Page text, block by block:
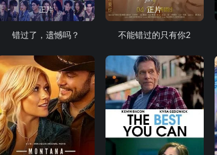
正片
错过了，遗憾吗？
正片
不能错过的只有你2